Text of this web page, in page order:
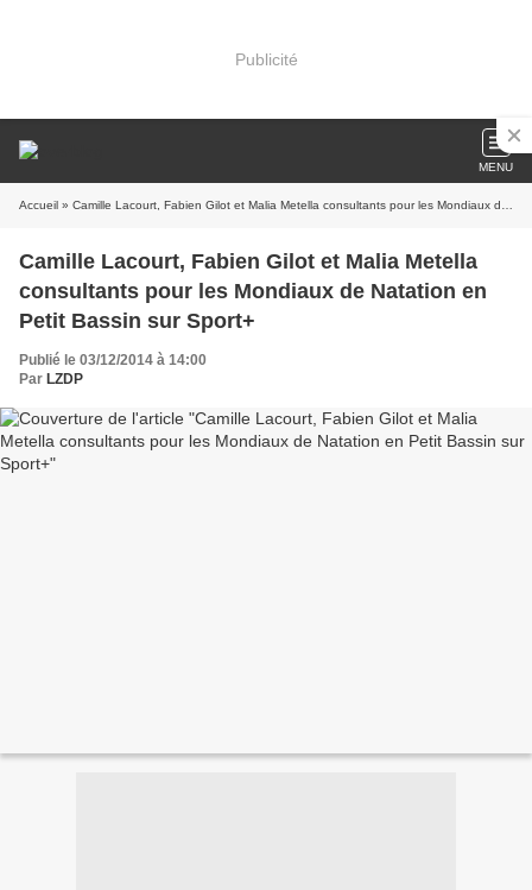
Publicité
MENU
Accueil » Camille Lacourt, Fabien Gilot et Malia Metella consultants pour les Mondiaux de Natation en Petit Bassin sur Sport+
Camille Lacourt, Fabien Gilot et Malia Metella
consultants pour les Mondiaux de Natation en
Petit Bassin sur Sport+
Publié le 03/12/2014 à 14:00
Par LZDP